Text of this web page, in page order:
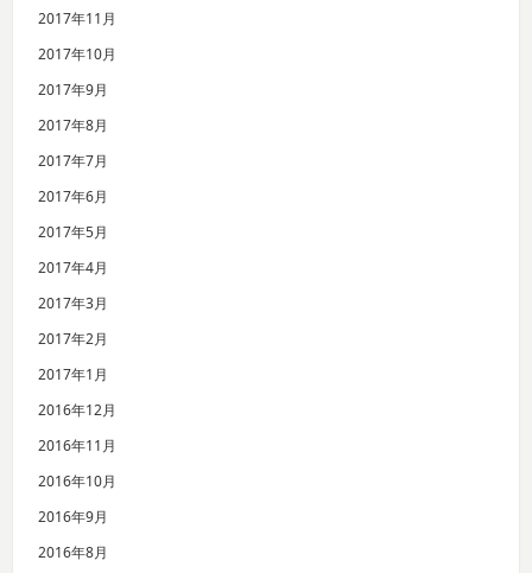
2017年11月
2017年10月
2017年9月
2017年8月
2017年7月
2017年6月
2017年5月
2017年4月
2017年3月
2017年2月
2017年1月
2016年12月
2016年11月
2016年10月
2016年9月
2016年8月